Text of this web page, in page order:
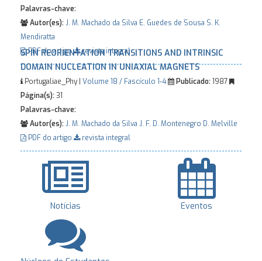
Palavras-chave:
Autor(es):J. M. Machado da Silva E. Guedes de Sousa S. K.
Mendiratta
PDF do artigo
revista integral
SPIN REORIENTATION TRANSITIONS AND INTRINSIC
DOMAIN NUCLEATION IN UNIAXIAL MAGNETS
Portugaliae_Phy | Volume 18 / Fascículo 1-4 Publicado:1987
Página(s):31
Palavras-chave:
Autor(es):J. M. Machado da Silva J. F. D. Montenegro D. Melville
PDF do artigo
revista integral
Notícias Eventos